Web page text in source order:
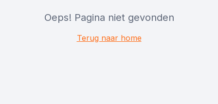
Oeps! Pagina niet gevonden
Terug naar home